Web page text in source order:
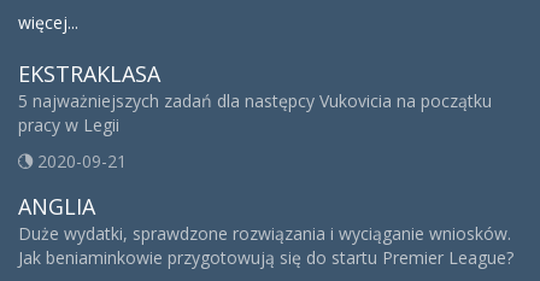
więcej...
EKSTRAKLASA
5 najważniejszych zadań dla następcy Vukovicia na początku
pracy w Legii
2020-09-21
ANGLIA
Duże wydatki, sprawdzone rozwiązania i wyciąganie wniosków.
Jak beniaminkowie przygotowują się do startu Premier League?